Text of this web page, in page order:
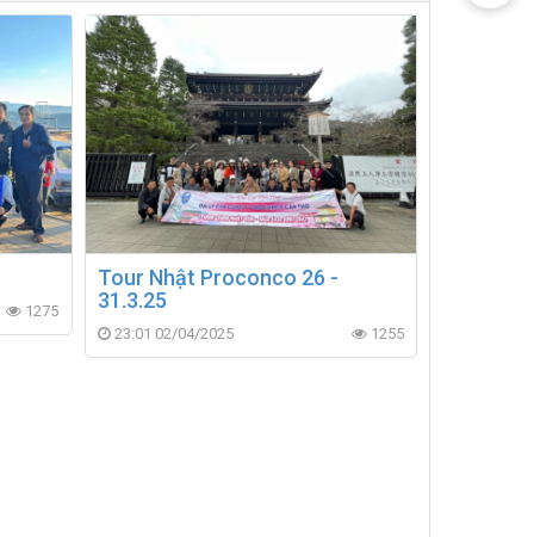
1275
Tour Nhật Proconco 26 -
31.3.25
23:01 02/04/2025 1255